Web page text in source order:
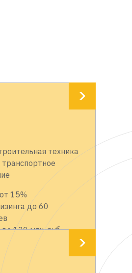
техника
15%
до 60
120 млн. руб.